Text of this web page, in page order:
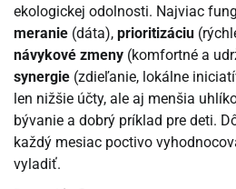
ekologickej odolnosti. Najviac
meranie (dáta), prioritizáciu
návykové zmeny (komfortné a
synergie (zdieľanie, lokálne
len nižšie účty, ale aj menšia
bývanie a dobrý príklad pre deti.
každý mesiac poctivo
vyladiť.